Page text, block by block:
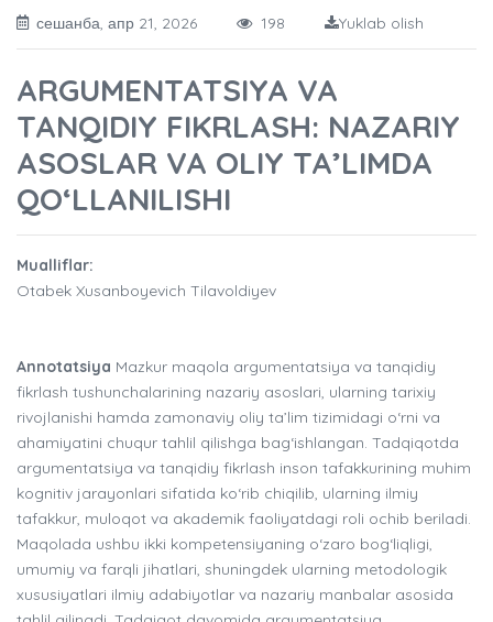
сешанба, апр 21, 2026 198 Yuklab olish
ARGUMENTATSIYA VA
TANQIDIY FIKRLASH: NAZARIY
ASOSLAR VA OLIY TA’LIMDA
QO‘LLANILISHI
Mualliflar:
Otabek Xusanboyevich Tilavoldiyev
Annotatsiya Mazkur maqola argumentatsiya va tanqidiy
fikrlash tushunchalarining nazariy asoslari, ularning tarixiy
rivojlanishi hamda zamonaviy oliy ta’lim tizimidagi o‘rni va
ahamiyatini chuqur tahlil qilishga bag‘ishlangan. Tadqiqotda
argumentatsiya va tanqidiy fikrlash inson tafakkurining muhim
kognitiv jarayonlari sifatida ko‘rib chiqilib, ularning ilmiy
tafakkur, muloqot va akademik faoliyatdagi roli ochib beriladi.
Maqolada ushbu ikki kompetensiyaning o‘zaro bog‘liqligi,
umumiy va farqli jihatlari, shuningdek ularning metodologik
xususiyatlari ilmiy adabiyotlar va nazariy manbalar asosida